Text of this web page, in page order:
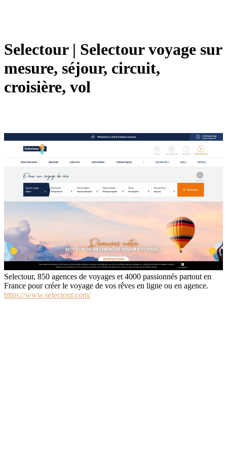
Selectour | Selectour voyage sur
mesure, séjour, circuit,
croisière, vol
Selectour, 850 agences de voyages et 4000 passionnés partout en
France pour créer le voyage de vos rêves en ligne ou en agence.
https://www.selectour.com/